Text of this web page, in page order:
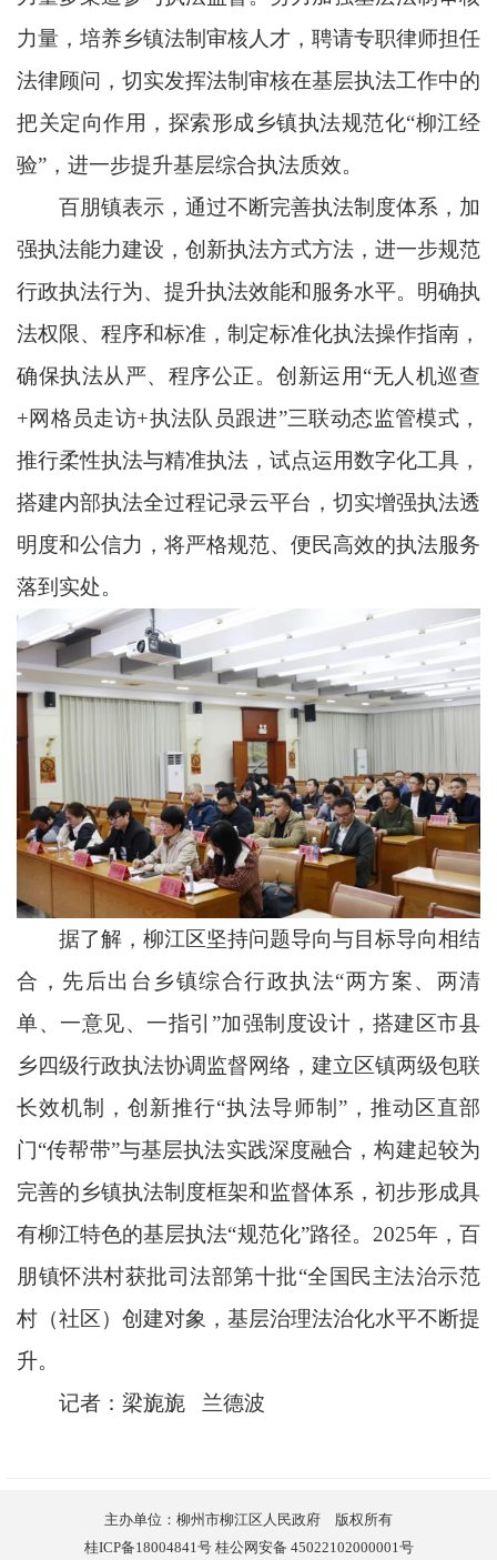
力量，培养乡镇法制审核人才，聘请专职律师担任
法律顾问，切实发挥法制审核在基层执法工作中的
把关定向作用，探索形成乡镇执法规范化“柳江经
验”，进一步提升基层综合执法质效。
百朋镇表示，通过不断完善执法制度体系，加
强执法能力建设，创新执法方式方法，进一步规范
行政执法行为、提升执法效能和服务水平。明确执
法权限、程序和标准，制定标准化执法操作指南，
确保执法从严、程序公正。创新运用“无人机巡查
+网格员走访+执法队员跟进”三联动态监管模式，
推行柔性执法与精准执法，试点运用数字化工具，
搭建内部执法全过程记录云平台，切实增强执法透
明度和公信力，将严格规范、便民高效的执法服务
落到实处。
据了解，柳江区坚持问题导向与目标导向相结
合，先后出台乡镇综合行政执法“两方案、两清
单、一意见、一指引”加强制度设计，搭建区市县
乡四级行政执法协调监督网络，建立区镇两级包联
长效机制，创新推行“执法导师制”，推动区直部
门“传帮带”与基层执法实践深度融合，构建起较为
完善的乡镇执法制度框架和监督体系，初步形成具
有柳江特色的基层执法“规范化”路径。2025年，百
朋镇怀洪村获批司法部第十批“全国民主法治示范
村（社区）创建对象，基层治理法治化水平不断提
升。
记者：梁旎旎 兰德波
主办单位：柳州市柳江区人民政府 版权所有
桂ICP备18004841号 桂公网安备 45022102000001号